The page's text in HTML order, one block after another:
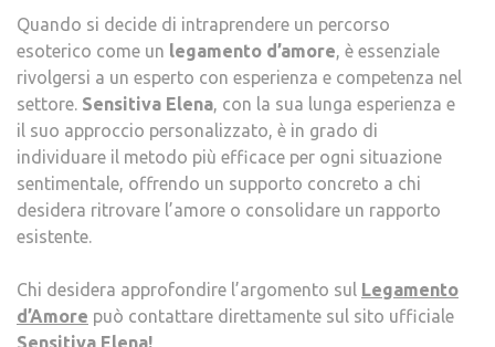
Quando si decide di intraprendere un percorso
esoterico come un legamento d’amore, è essenziale
rivolgersi a un esperto con esperienza e competenza nel
settore. Sensitiva Elena, con la sua lunga esperienza e
il suo approccio personalizzato, è in grado di
individuare il metodo più efficace per ogni situazione
sentimentale, offrendo un supporto concreto a chi
desidera ritrovare l’amore o consolidare un rapporto
esistente.
Chi desidera approfondire l’argomento sul Legamento
d’Amore può contattare direttamente sul sito ufficiale
Sensitiva Elena!